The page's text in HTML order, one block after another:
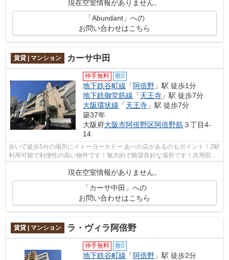
現在空室情報がありません。
「Abundant」への
お問い合わせはこちら
賃貸 | マンション カーサ中田
仲手無料 敷0
地下鉄谷町線 「 阿倍野 」駅 徒歩1分
地下鉄御堂筋線 「天王寺 」駅 徒歩7分
大阪環状線 「天王寺 」駅 徒歩7分
築37年
大阪府大阪市阿倍野区阿倍野筋３丁目4-
14
歩いて徒歩5分の場所にイトーヨーカドー あべの店があるのもポイント！2駅
利用可能で利便性の高い物件です！魅力的で眺望良好な場所です！共用部に
現在空室情報がありません。
「カーサ中田」への
お問い合わせはこちら
賃貸 | マンション ラ・ヴィラ阿倍野
仲手無料 敷0
地下鉄谷町線 「 阿倍野 」駅 徒歩2分